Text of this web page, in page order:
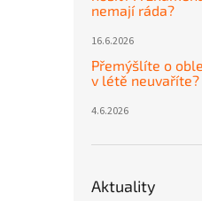
nemají ráda?
16.6.2026
Přemýšlíte o
v létě neuvaříte?
4.6.2026
Aktuality